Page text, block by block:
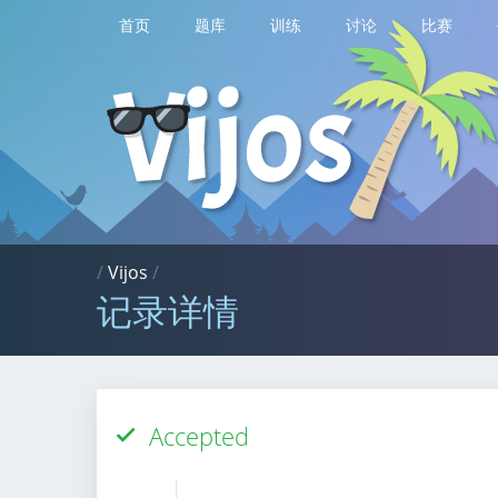
首页 题库 训练 讨论 比赛
/Vijos /
记录详情
Accepted